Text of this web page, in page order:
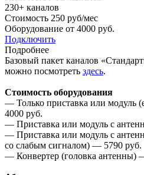
230+ каналов
Стоимость 250 руб/мес
Оборудование от 4000 руб.
Подключить
Подробнее
Базовый пакет каналов
можно посмотреть здесь.
Стоимость оборудования
— Только приставка или модуль
4000 руб.
— Приставка или модуль с
— Приставка или модуль с
со слабым сигналом) — 5790 руб.
— Конвертер (головка антенны)